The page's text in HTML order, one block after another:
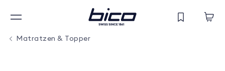
Matratzen & Topper